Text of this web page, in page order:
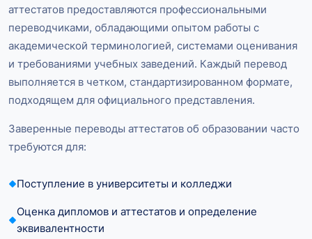
аттестатов предоставляются профессиональными
переводчиками, обладающими опытом работы с
академической терминологией, системами оценивания
и требованиями учебных заведений. Каждый перевод
выполняется в четком, стандартизированном формате,
подходящем для официального представления.
Заверенные переводы аттестатов об образовании часто
требуются для:
Поступление в университеты и колледжи
Оценка дипломов и аттестатов и определение
эквивалентности